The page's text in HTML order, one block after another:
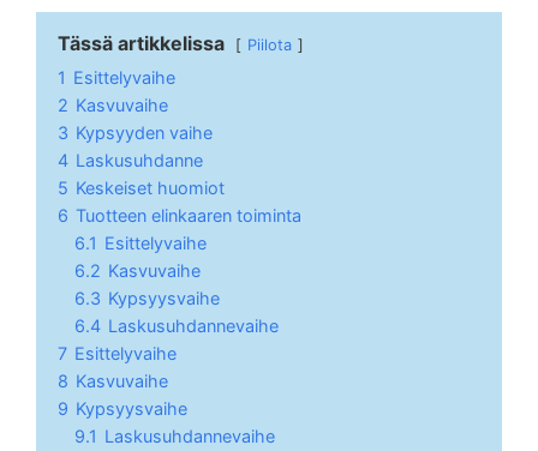
Tässä artikkelissa Piilota
1 Esittelyvaihe
2 Kasvuvaihe
3 Kypsyyden vaihe
4 Laskusuhdanne
5 Keskeiset huomiot
6 Tuotteen elinkaaren toiminta
6.1 Esittelyvaihe
6.2 Kasvuvaihe
6.3 Kypsyysvaihe
6.4 Laskusuhdannevaihe
7 Esittelyvaihe
8 Kasvuvaihe
9 Kypsyysvaihe
9.1 Laskusuhdannevaihe